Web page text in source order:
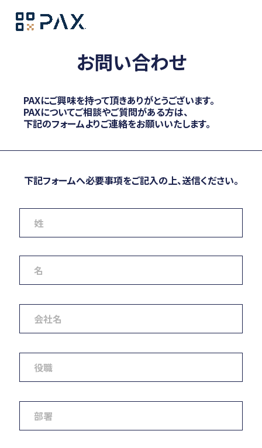
お問い合わせ
PAXにご興味を持って頂きありがとうございます。
PAXについてご相談やご質問がある方は、
下記のフォームよりご連絡をお願いいたします。
下記フォームへ必要事項をご記入の上、送信ください。